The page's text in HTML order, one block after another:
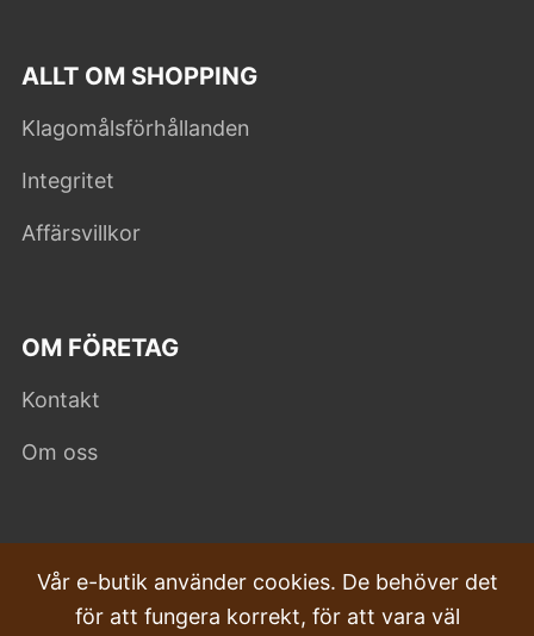
ALLT OM SHOPPING
Klagomålsförhållanden
Integritet
Affärsvillkor
OM FÖRETAG
Kontakt
Om oss
VANLIGA FRÅGOR
Klagomål
Vår e-butik använder cookies. De behöver det
för att fungera korrekt, för att vara väl